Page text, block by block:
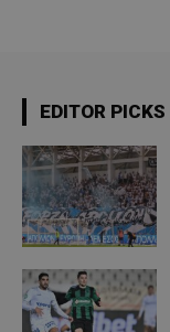
EDITOR PICKS